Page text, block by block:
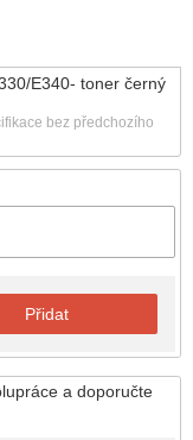
Přidat
a doporučte
E340- toner černý
bez předchozího